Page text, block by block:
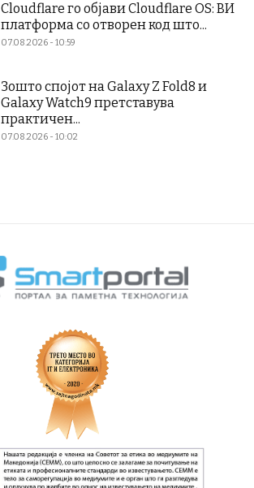
Cloudflare го објави Cloudflare OS: ВИ
платформа со отворен код што...
07.08.2026 - 10:59
Зошто спојот на Galaxy Z Fold8 и
Galaxy Watch9 претставува
практичен...
07.08.2026 - 10:02